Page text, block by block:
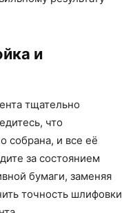
и
тщательно
что
собрана, и все её
за состоянием
бумаги, заменяя
точность шлифовки